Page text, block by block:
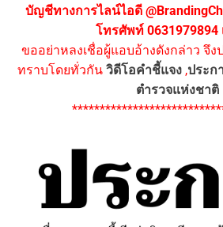
บัญชีทางการไลน์ไอดี
โทรศัพท์ 0631979894
ขออย่าหลงเชื่อผู้แอบอ้างดังกล่าว จึ
ทราบโดยทั่วกัน วิดีโอคำชี้แจง ,ประก
ตำรวจแห่งชาติ